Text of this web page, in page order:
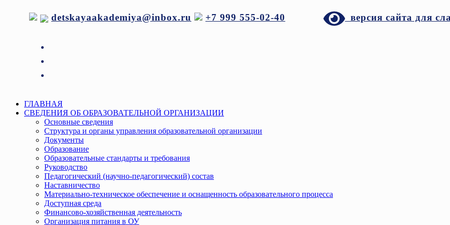
detskayaakademiya@inbox.ru +7 999 555-02-40 версия сайта для
МенюГЛАВНАЯ
СВЕДЕНИЯ ОБ ОБРАЗОВАТЕЛЬНОЙ ОРГАНИЗАЦИИ
Основные сведения
Структура и органы управления образовательной организации
Документы
Образование
Образовательные стандарты и требования
Руководство
Педагогический (научно-педагогический) состав
Наставничество
Материально-техническое обеспечение и оснащенность образовательного процесса
Доступная среда
Финансово-хозяйственная деятельность
Организация питания в ОУ